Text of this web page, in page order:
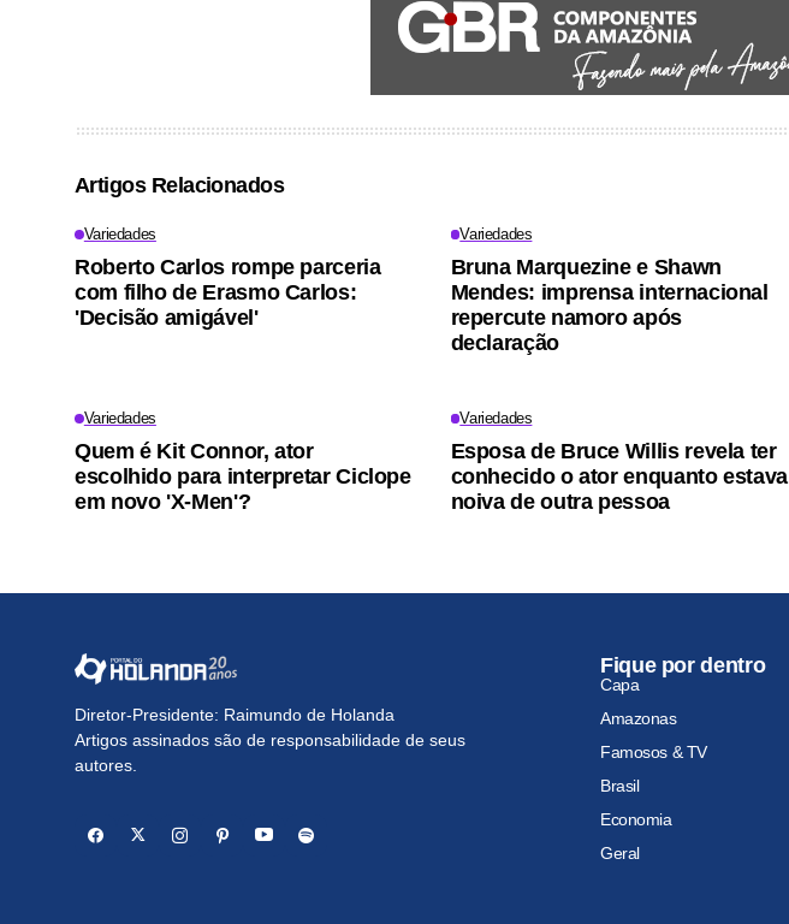
Artigos Relacionados
Variedades
Roberto Carlos rompe parceria
com filho de Erasmo Carlos:
'Decisão amigável'
Variedades
Bruna Marquezine e Shawn
Mendes: imprensa internacional
repercute namoro após
declaração
Variedades
Quem é Kit Connor, ator
escolhido para interpretar Ciclope
em novo 'X-Men'?
Variedades
Esposa de Bruce Willis revela ter
conhecido o ator enquanto estava
noiva de outra pessoa
Diretor-Presidente: Raimundo de Holanda
Artigos assinados são de responsabilidade de seus
autores.
Fique por dentro
Capa
Amazonas
Famosos & TV
Brasil
Economia
Geral